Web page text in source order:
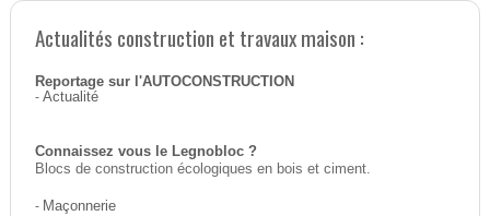
Actualités construction et travaux maison :
Reportage sur l'AUTOCONSTRUCTION
- Actualité
Connaissez vous le Legnobloc ?
Blocs de construction écologiques en bois et ciment.
- Maçonnerie